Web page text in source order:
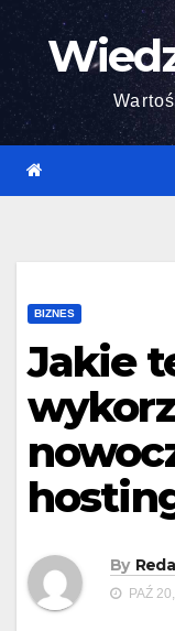
Skip
content
BIZNES
Jakie
By
PAŹ